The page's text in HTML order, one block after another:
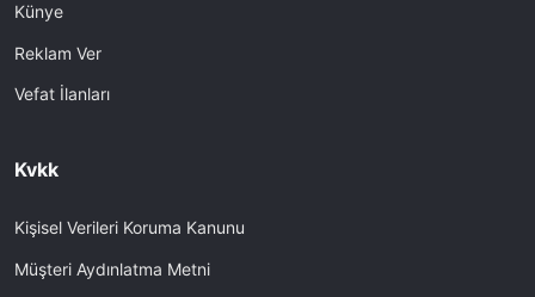
Künye
Reklam Ver
Vefat İlanları
Kvkk
Kişisel Verileri Koruma Kanunu
Müşteri Aydınlatma Metni